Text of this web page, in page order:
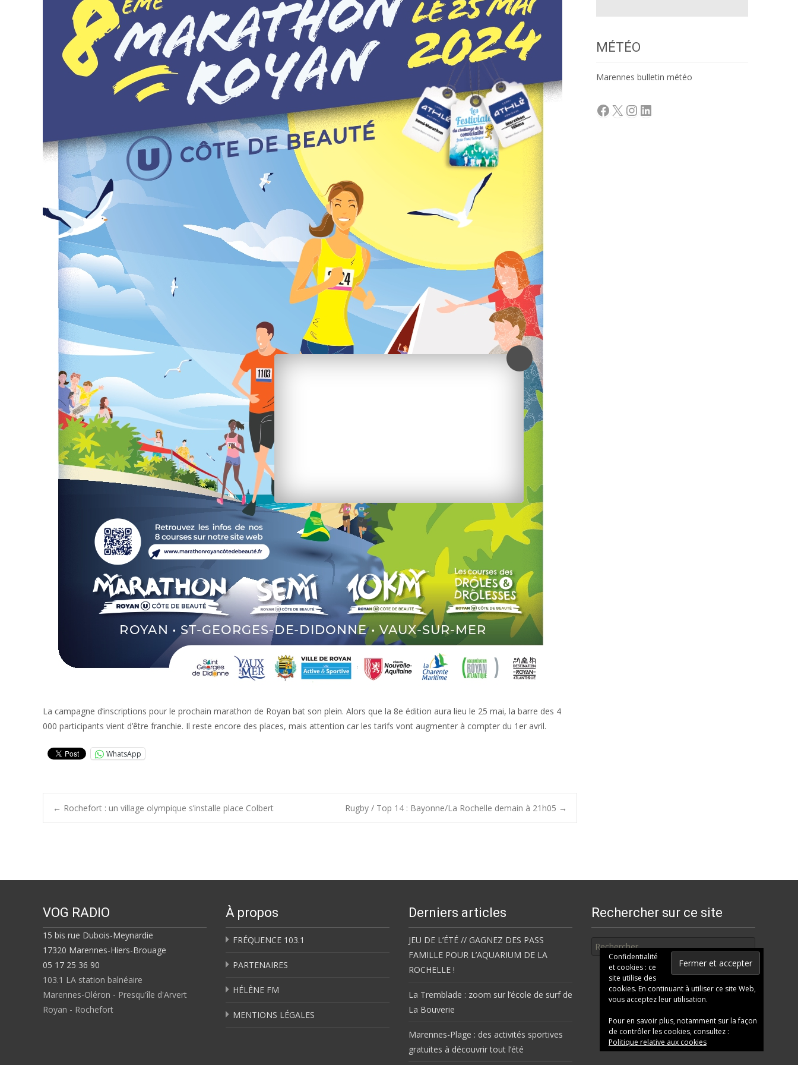
La campagne d’inscriptions pour le prochain marathon de Royan bat son plein. Alors que la 8e édition aura lieu le 25 mai, la barre des 4
000 participants vient d’être franchie. Il reste encore des places, mais attention car les tarifs vont augmenter à compter du 1er avril.
WhatsApp
Post
← Rochefort : un village olympique s’installe place Colbert Rugby / Top 14 : Bayonne/La Rochelle demain à 21h05 →
MÉTÉO
Marennes bulletin météo
Facebook
X Instagram
LinkedIn
VOG RADIO
15 bis rue Dubois-Meynardie
17320 Marennes-Hiers-Brouage
05 17 25 36 90
103.1 LA station balnéaire
Marennes-Oléron - Presqu'île d'Arvert
Royan - Rochefort
À propos
FRÉQUENCE 103.1
PARTENAIRES
HÉLÈNE FM
MENTIONS LÉGALES
Derniers articles
JEU DE L’ÉTÉ // GAGNEZ DES PASS
FAMILLE POUR L’AQUARIUM DE LA
ROCHELLE !
La Tremblade : zoom sur l’école de surf de
La Bouverie
Marennes-Plage : des activités sportives
gratuites à découvrir tout l’été
Rechercher sur ce site
Confidentialité
et cookies : ce
site utilise des
cookies. En continuant à utiliser ce site Web,
vous acceptez leur utilisation.
Pour en savoir plus, notamment sur la façon
de contrôler les cookies, consultez :
Politique relative aux cookies